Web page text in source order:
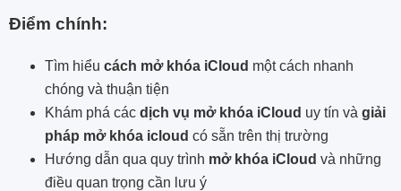
Điểm chính:
Tìm hiểu cách mở khóa iCloud một cách nhanh
chóng và thuận tiện
Khám phá các dịch vụ mở khóa iCloud uy tín và giải
pháp mở khóa icloud có sẵn trên thị trường
Hướng dẫn qua quy trình mở khóa iCloud và những
điều quan trọng cần lưu ý